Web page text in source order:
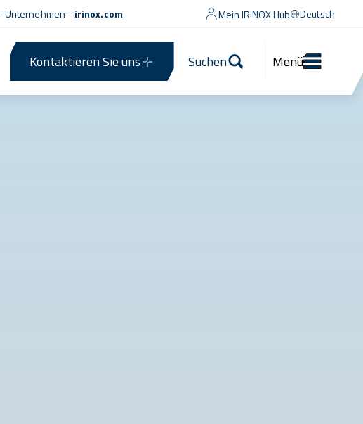
-Unternehmen - irinox.com Mein IRINOX Hub Deutsch
Kontaktieren Sie uns Suchen Menü